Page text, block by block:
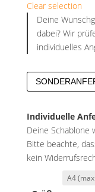
Clear selection
Deine
dabei? Wir
individuelles
Individuelle
Deine Schablone
Bitte beachte,
kein